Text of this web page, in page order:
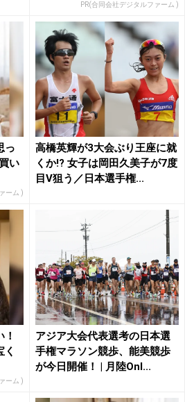
PR(合同会社デジタルファーム )
っ
い
ーム )
高橋英輝が3大会ぶり王座に就
くか!? 女子は岡田久美子が7度
目V狙う／日本選手権...
く
ーム )
アジア大会代表選考の日本選
手権マラソン競歩、能美競歩
が今日開催！ | 月陸Onl...